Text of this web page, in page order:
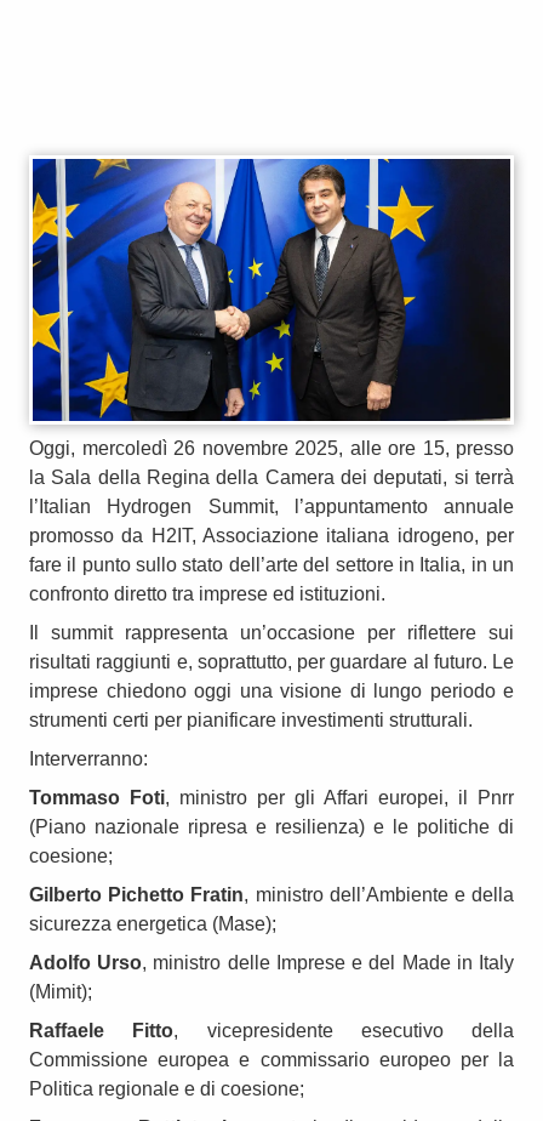
Oggi, mercoledì 26 novembre 2025, alle ore 15, presso
la Sala della Regina della Camera dei deputati, si terrà
l’Italian Hydrogen Summit, l’appuntamento annuale
promosso da H2IT, Associazione italiana idrogeno, per
fare il punto sullo stato dell’arte del settore in Italia, in un
confronto diretto tra imprese ed istituzioni.
Il summit rappresenta un’occasione per riflettere sui
risultati raggiunti e, soprattutto, per guardare al futuro. Le
imprese chiedono oggi una visione di lungo periodo e
strumenti certi per pianificare investimenti strutturali.
Interverranno:
Tommaso Foti, ministro per gli Affari europei, il Pnrr
(Piano nazionale ripresa e resilienza) e le politiche di
coesione;
Gilberto Pichetto Fratin, ministro dell’Ambiente e della
sicurezza energetica (Mase);
Adolfo Urso, ministro delle Imprese e del Made in Italy
(Mimit);
Raffaele Fitto, vicepresidente esecutivo della
Commissione europea e commissario europeo per la
Politica regionale e di coesione;